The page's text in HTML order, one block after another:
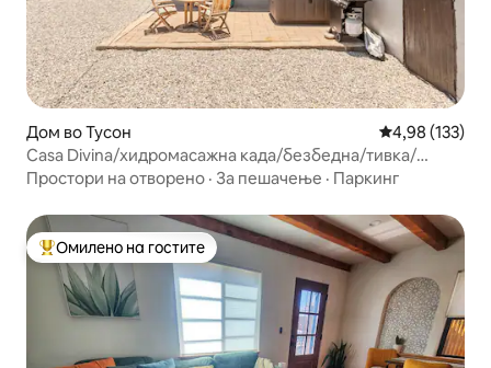
Дом во Тусон Просечна
4,98 (133)
Casa Divina/хидромасажна када/безбедна/тивка/
оградена/патека за пешачење
Простори на отворено · За пешачење · Паркинг
Меѓу најуспешните „Омилени на гостите“
Омилено на гостите